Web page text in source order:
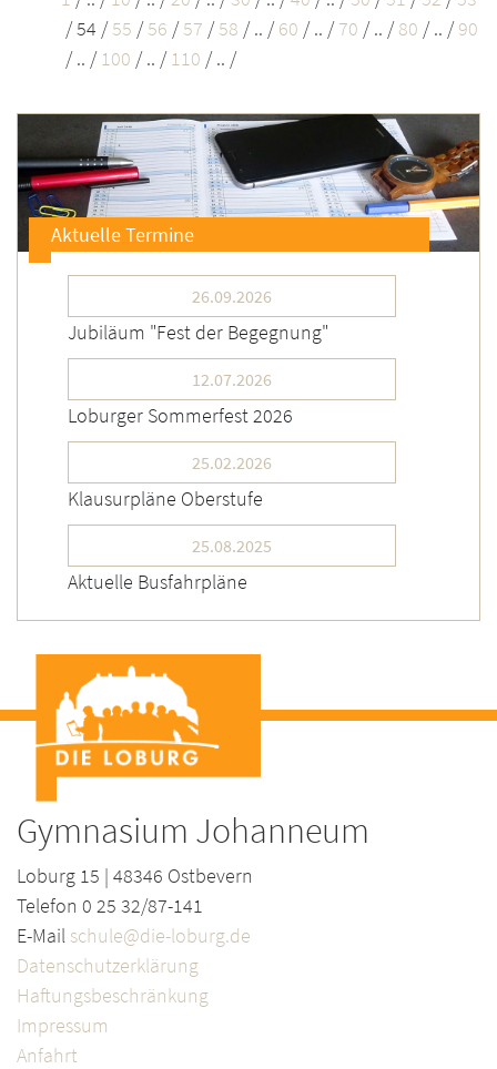
/54 /55 /56 /57 /58 /.. /60 /.. /70 /.. /80 /.. /90
/.. /100 /.. /110 /.. /
Aktuelle Termine
26.09.2026
Jubiläum "Fest der Begegnung"
12.07.2026
Loburger Sommerfest 2026
25.02.2026
Klausurpläne Oberstufe
25.08.2025
Aktuelle Busfahrpläne
Gymnasium Johanneum
Loburg 15 | 48346 Ostbevern
Telefon 0 25 32/87-141
E-Mail schule@die-loburg.de
Datenschutzerklärung
Haftungsbeschränkung
Impressum
Anfahrt